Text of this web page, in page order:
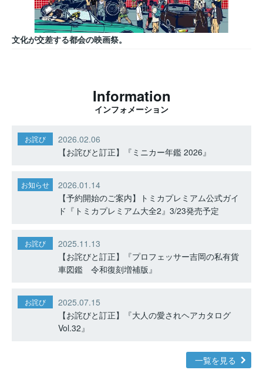
文化が交差する都会の映画祭。
Information
インフォメーション
お詫び
2026.02.06
【お詫びと訂正】『ミニカー年鑑 2026』
お知らせ
2026.01.14
【予約開始のご案内】トミカプレミアム公式ガイ
ド『トミカプレミアム大全2』3/23発売予定
お詫び
2025.11.13
【お詫びと訂正】『プロフェッサー吉岡の私有貨
車図鑑 令和復刻増補版』
お詫び
2025.07.15
【お詫びと訂正】『大人の愛されヘアカタログ
Vol.32』
一覧を見る